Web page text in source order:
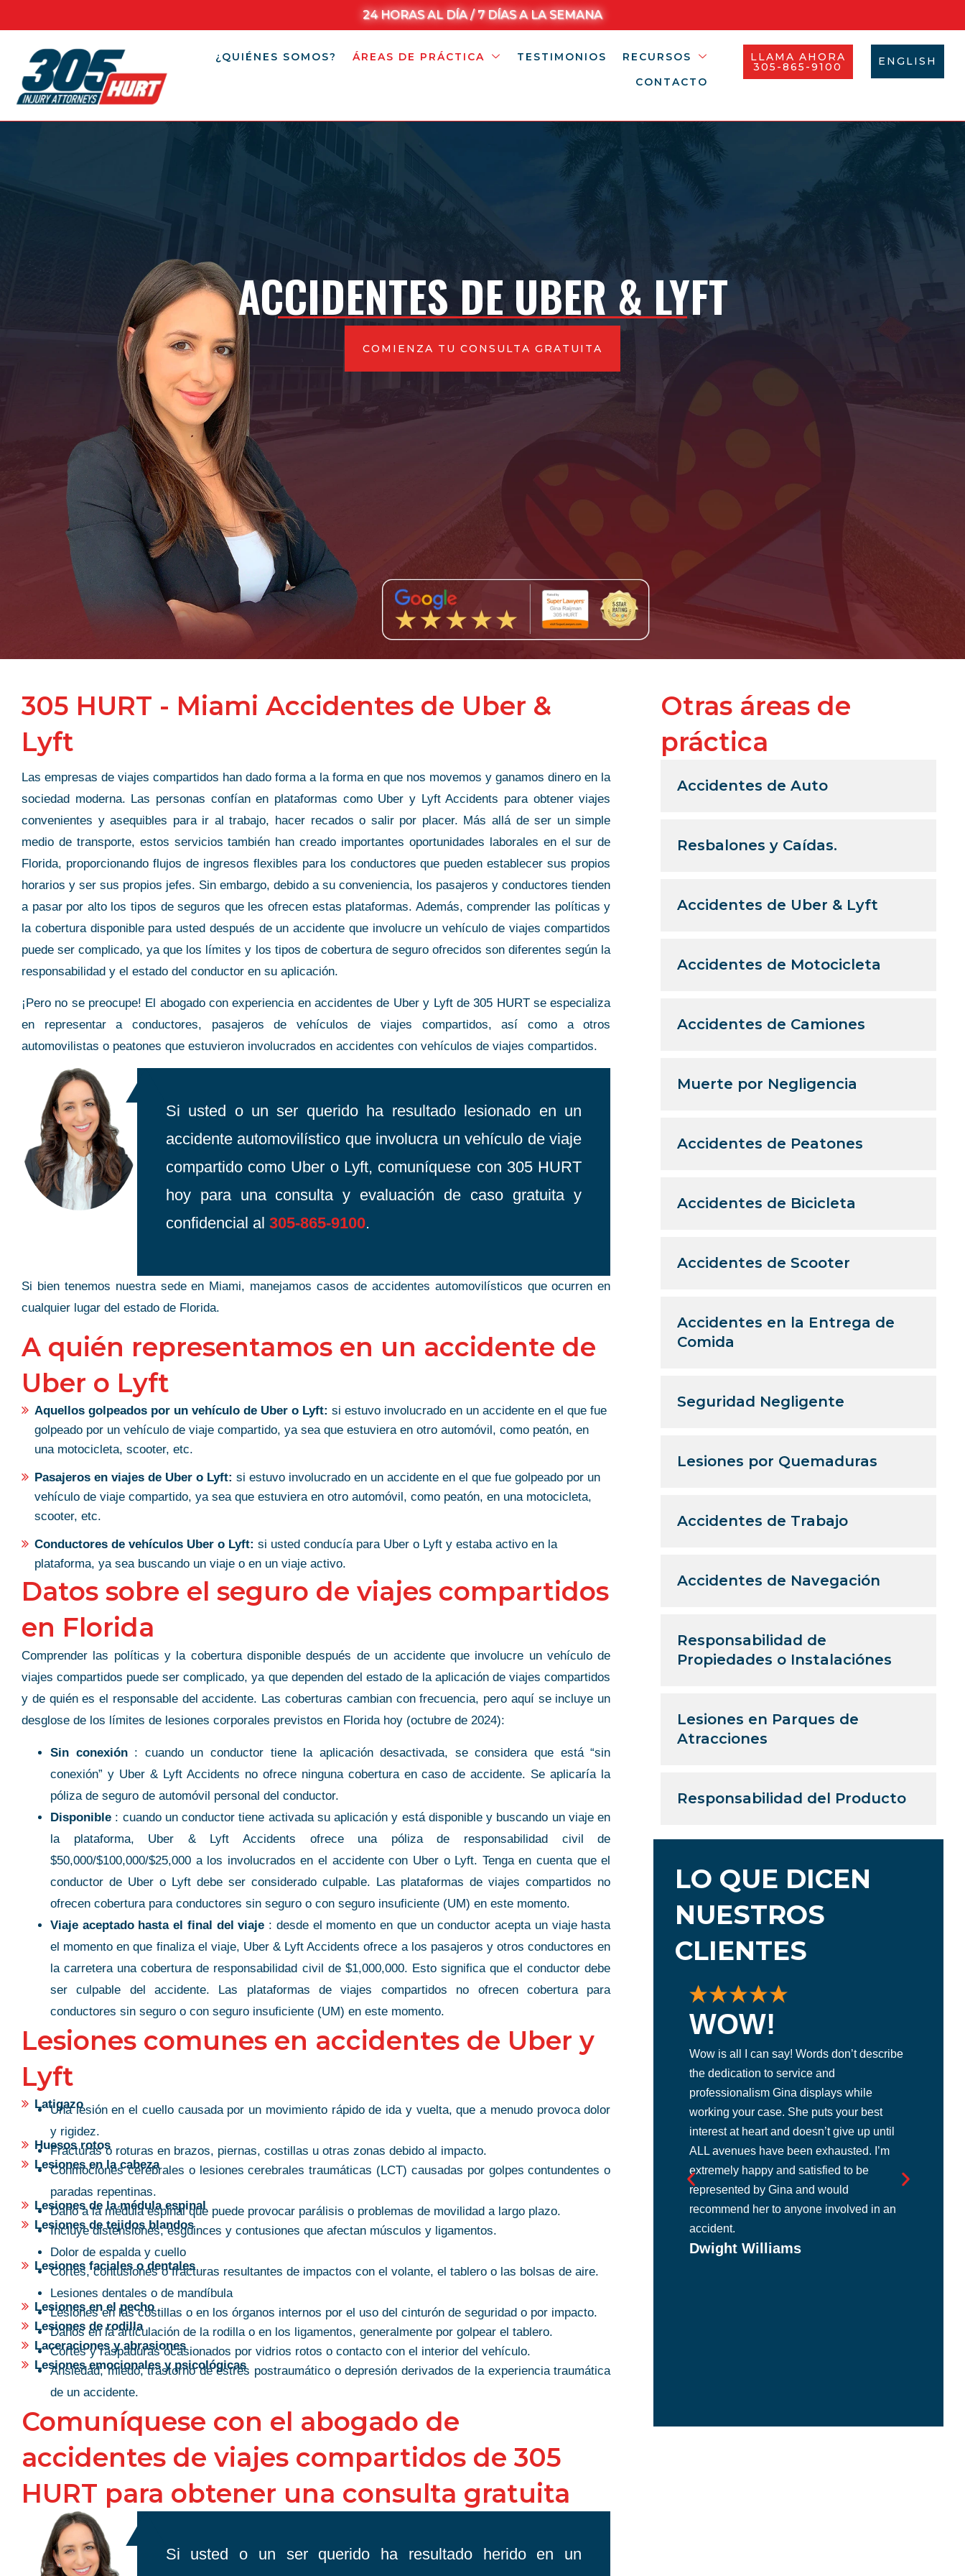
24 HORAS AL DÍA / 7 DÍAS A LA SEMANA
¿QUIÉNES SOMOS? ÁREAS DE PRÁCTICA TESTIMONIOS
RECURSOS
CONTACTO
LLAMA AHORA
305-865-9100 ENGLISH
ACCIDENTES DE UBER & LYFT
COMIENZA TU CONSULTA GRATUITA
305 HURT - Miami Accidentes de Uber &
Lyft
Las empresas de viajes compartidos han dado forma a la forma en que nos movemos y ganamos dinero en la
sociedad moderna. Las personas confían en plataformas como Uber y Lyft Accidents para obtener viajes
convenientes y asequibles para ir al trabajo, hacer recados o salir por placer. Más allá de ser un simple
medio de transporte, estos servicios también han creado importantes oportunidades laborales en el sur de
Florida, proporcionando flujos de ingresos flexibles para los conductores que pueden establecer sus propios
horarios y ser sus propios jefes. Sin embargo, debido a su conveniencia, los pasajeros y conductores tienden
a pasar por alto los tipos de seguros que les ofrecen estas plataformas. Además, comprender las políticas y
la cobertura disponible para usted después de un accidente que involucre un vehículo de viajes compartidos
puede ser complicado, ya que los límites y los tipos de cobertura de seguro ofrecidos son diferentes según la
responsabilidad y el estado del conductor en su aplicación.
¡Pero no se preocupe! El abogado con experiencia en accidentes de Uber y Lyft de 305 HURT se especializa
en representar a conductores, pasajeros de vehículos de viajes compartidos, así como a otros
automovilistas o peatones que estuvieron involucrados en accidentes con vehículos de viajes compartidos.
Si usted o un ser querido ha resultado lesionado en un
accidente automovilístico que involucra un vehículo de viaje
compartido como Uber o Lyft, comuníquese con 305 HURT
hoy para una consulta y evaluación de caso gratuita y
confidencial al 305-865-9100.
Si bien tenemos nuestra sede en Miami, manejamos casos de accidentes automovilísticos que ocurren en
cualquier lugar del estado de Florida.
A quién representamos en un accidente de
Uber o Lyft
Aquellos golpeados por un vehículo de Uber o Lyft: si estuvo involucrado en un accidente en el que fue
golpeado por un vehículo de viaje compartido, ya sea que estuviera en otro automóvil, como peatón, en
una motocicleta, scooter, etc.
Pasajeros en viajes de Uber o Lyft: si estuvo involucrado en un accidente en el que fue golpeado por un
vehículo de viaje compartido, ya sea que estuviera en otro automóvil, como peatón, en una motocicleta,
scooter, etc.
Conductores de vehículos Uber o Lyft: si usted conducía para Uber o Lyft y estaba activo en la
plataforma, ya sea buscando un viaje o en un viaje activo.
Datos sobre el seguro de viajes compartidos
en Florida
Comprender las políticas y la cobertura disponible después de un accidente que involucre un vehículo de
viajes compartidos puede ser complicado, ya que dependen del estado de la aplicación de viajes compartidos
y de quién es el responsable del accidente. Las coberturas cambian con frecuencia, pero aquí se incluye un
desglose de los límites de lesiones corporales previstos en Florida hoy (octubre de 2024):
Sin conexión: cuando un conductor tiene la aplicación desactivada, se considera que está “sin
conexión” y Uber & Lyft Accidents no ofrece ninguna cobertura en caso de accidente. Se aplicaría la
póliza de seguro de automóvil personal del conductor.
Disponible : cuando un conductor tiene activada su aplicación y está disponible y buscando un viaje en
la plataforma, Uber & Lyft Accidents ofrece una póliza de responsabilidad civil de
$50,000/$100,000/$25,000 a los involucrados en el accidente con Uber o Lyft. Tenga en cuenta que el
conductor de Uber o Lyft debe ser considerado culpable. Las plataformas de viajes compartidos no
ofrecen cobertura para conductores sin seguro o con seguro insuficiente (UM) en este momento.
Viaje aceptado hasta el final del viaje : desde el momento en que un conductor acepta un viaje hasta
el momento en que finaliza el viaje, Uber & Lyft Accidents ofrece a los pasajeros y otros conductores en
la carretera una cobertura de responsabilidad civil de $1,000,000. Esto significa que el conductor debe
ser culpable del accidente. Las plataformas de viajes compartidos no ofrecen cobertura para
conductores sin seguro o con seguro insuficiente (UM) en este momento.
Lesiones comunes en accidentes de Uber y
Lyft
Latigazo
Una lesión en el cuello causada por un movimiento rápido de ida y vuelta, que a menudo provoca dolor
y rigidez.
Huesos rotos
Fracturas o roturas en brazos, piernas, costillas u otras zonas debido al impacto.
Lesiones en la cabeza
Conmociones cerebrales o lesiones cerebrales traumáticas (LCT) causadas por golpes contundentes o
paradas repentinas.
Lesiones de la médula espinal
Daño a la médula espinal que puede provocar parálisis o problemas de movilidad a largo plazo.
Lesiones de tejidos blandos
Incluye distensiones, esguinces y contusiones que afectan músculos y ligamentos.
Dolor de espalda y cuello
Lesiones faciales o dentales
Cortes, contusiones o fracturas resultantes de impactos con el volante, el tablero o las bolsas de aire.
Lesiones dentales o de mandíbula
Lesiones en el pecho
Lesiones en las costillas o en los órganos internos por el uso del cinturón de seguridad o por impacto.
Lesiones de rodilla
Daños en la articulación de la rodilla o en los ligamentos, generalmente por golpear el tablero.
Laceraciones y abrasiones
Cortes y raspaduras ocasionados por vidrios rotos o contacto con el interior del vehículo.
Lesiones emocionales y psicológicas
Ansiedad, miedo, trastorno de estrés postraumático o depresión derivados de la experiencia traumática
de un accidente.
Comuníquese con el abogado de
accidentes de viajes compartidos de 305
HURT para obtener una consulta gratuita
Si usted o un ser querido ha resultado herido en un
Otras áreas de
práctica
Accidentes de Auto
Resbalones y Caídas.
Accidentes de Uber & Lyft
Accidentes de Motocicleta
Accidentes de Camiones
Muerte por Negligencia
Accidentes de Peatones
Accidentes de Bicicleta
Accidentes de Scooter
Accidentes en la Entrega de
Comida
Seguridad Negligente
Lesiones por Quemaduras
Accidentes de Trabajo
Accidentes de Navegación
Responsabilidad de
Propiedades o Instalaciónes
Lesiones en Parques de
Atracciones
Responsabilidad del Producto
LO QUE DICEN
NUESTROS
CLIENTES
with my case, Top
& communication. Thank
THE ULTIMATE
PROFESSIONAL!
throughout my nine-month accident journey.
providing thorough answers while educating
me on the legal and insurance process. When
known her forever she’s so kind. I would
highly recommend Gina Raijman –
exceptional customer service, client
advocate, fights for what’s fair!
Xavier W. Richardson
PHENOMENAL
depth experience and poise. Without
have overcome the stress and uncertainty
after a car accident. Not only did she fully
made sure that I was fully compensated
and treated fairly. I highly recommend her
Faith G.
WOW!
Wow is all I can say! Words don’t describe
the dedication to service and
professionalism Gina displays while
working your case. She puts your best
interest at heart and doesn’t give up until
ALL avenues have been exhausted. I’m
extremely happy and satisfied to be
represented by Gina and would
recommend her to anyone involved in an
accident.
Dwight Williams